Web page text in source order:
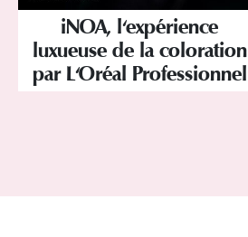
iNOA, l'expérience
luxueuse de la coloration
par L'Oréal Professionnel